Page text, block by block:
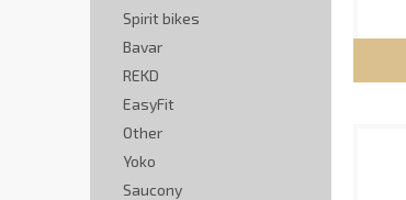
Spirit bikes
Bavar
REKD
EasyFit
Other
Yoko
Saucony